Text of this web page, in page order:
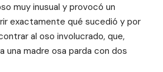
muy inusual y provocó un
exactamente qué sucedió y por
al oso involucrado, que,
una madre osa parda con dos